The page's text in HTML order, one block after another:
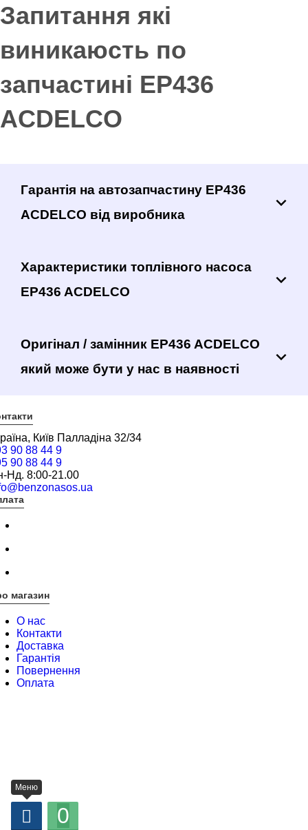
Запитання які
виникаюсть по
запчастині EP436
ACDELCO
Гарантія на автозапчастину EP436
ACDELCO від виробника
Характеристики топлівного насоса
EP436 ACDELCO
Оригінал / замінник EP436 ACDELCO
який може бути у нас в наявності
Київ Палладіна 32/34
90 88 44 9
90 88 44 9
Нд. 8:00-21.00
магазин
О нас
Контакти
Доставка
Гарантія
Повернення
Оплата
Меню
0